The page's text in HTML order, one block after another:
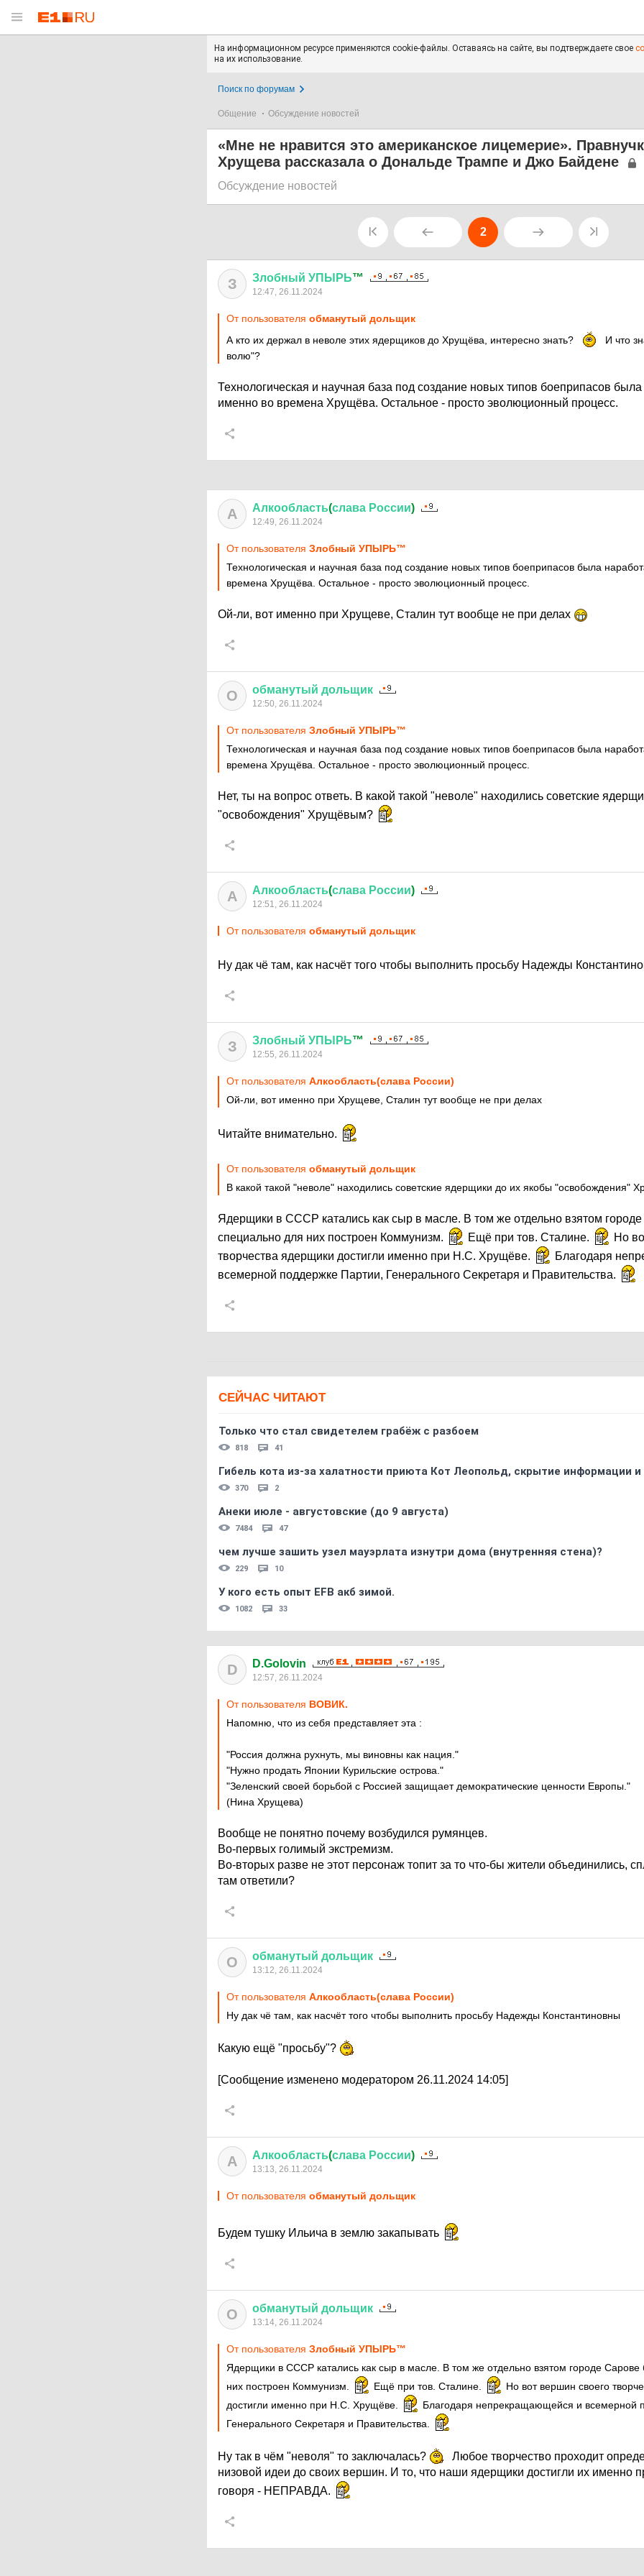
На информационном ресурсе применяются cookie-файлы. Оставаясь на сайте, вы подтверждаете свое
на их использование.
Поиск по форумам
Общение Обсуждение новостей
«Мне не нравится это американское лицемерие».
Хрущева рассказала о Дональде Трампе и Джо Байдене
Обсуждение новостей
2
З Злобный УПЫРЬ™
12:47, 26.11.2024
От пользователя обманутый дольщик
А кто их держал в неволе этих ядерщиков до Хрущёва, интересно знать?
И что
волю"?
Технологическая и научная база под создание новых типов боеприпасов
именно во времена Хрущёва. Остальное - просто эволюционный процесс.
А Алкообласть(слава России)
12:49, 26.11.2024
От пользователя Злобный УПЫРЬ™
Технологическая и научная база под создание новых типов боеприпасов была
времена Хрущёва. Остальное - просто эволюционный процесс.
Ой-ли, вот именно при Хрущеве, Сталин тут вообще не при делах
О обманутый дольщик
12:50, 26.11.2024
От пользователя Злобный УПЫРЬ™
Технологическая и научная база под создание новых типов боеприпасов была
времена Хрущёва. Остальное - просто эволюционный процесс.
Нет, ты на вопрос ответь. В какой такой "неволе" находились советские
"освобождения" Хрущёвым?
А Алкообласть(слава России)
12:51, 26.11.2024
От пользователя обманутый дольщик
Ну дак чё там, как насчёт того чтобы выполнить просьбу Надежды
З Злобный УПЫРЬ™
12:55, 26.11.2024
От пользователя Алкообласть(слава России)
Ой-ли, вот именно при Хрущеве, Сталин тут вообще не при делах
Читайте внимательно.
От пользователя обманутый дольщик
В какой такой "неволе" находились советские ядерщики до их якобы "освобождения"
Ядерщики в СССР катались как сыр в масле. В том же отдельно взятом
специально для них построен Коммунизм.
Ещё при тов. Сталине. Но
творчества ядерщики достигли именно при Н.С. Хрущёве.
Благодаря
всемерной поддержке Партии, Генерального Секретаря и Правительства.
СЕЙЧАС ЧИТАЮТ
Только что стал свидетелем грабёж с разбоем
818 41
Гибель кота из-за халатности приюта Кот Леопольд, скрытиe информации
370 2
Анеки июле - августовские (до 9 августа)
7484 47
чем лучше зашить узел мауэрлата изнутри дома (внутренняя стена)?
229 10
У кого есть опыт EFB акб зимой.
1082 33
D D.Golovin
12:57, 26.11.2024
От пользователя ВОВИК.
Напомню, что из себя представляет эта :
"Россия должна рухнуть, мы виновны как нация."
"Нужно продать Японии Курильские острова."
"Зеленский своей борьбой с Россией защищает демократические ценности Европы."
(Нина Хрущева)
Вообще не понятно почему возбудился румянцев.
Во-первых голимый экстремизм.
Во-вторых разве не этот персонаж топит за то что-бы жители объединились,
там ответили?
О обманутый дольщик
13:12, 26.11.2024
От пользователя Алкообласть(слава России)
Ну дак чё там, как насчёт того чтобы выполнить просьбу Надежды Константиновны
Какую ещё "просьбу"?
[Сообщение изменено модератором 26.11.2024 14:05]
А Алкообласть(слава России)
13:13, 26.11.2024
От пользователя обманутый дольщик
Будем тушку Ильича в землю закапывать
О обманутый дольщик
13:14, 26.11.2024
От пользователя Злобный УПЫРЬ™
Ядерщики в СССР катались как сыр в масле. В том же отдельно взятом городе
них построен Коммунизм.
Ещё при тов. Сталине.
Но вот вершин своего
достигли именно при Н.С. Хрущёве.
Благодаря непрекращающейся и всемерной
Генерального Секретаря и Правительства.
Ну так в чём "неволя" то заключалась?
Любое творчество проходит
низовой идеи до своих вершин. И то, что наши ядерщики достигли их именно
говоря - НЕПРАВДА.